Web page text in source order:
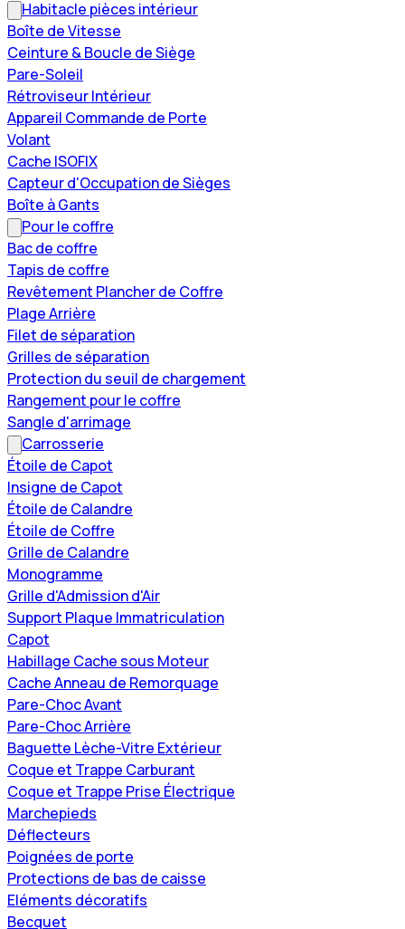
Habitacle pièces intérieur
Boîte de Vitesse
Ceinture & Boucle de Siège
Pare-Soleil
Rétroviseur Intérieur
Appareil Commande de Porte
Volant
Cache ISOFIX
Capteur d'Occupation de Sièges
Boîte à Gants
Pour le coffre
Bac de coffre
Tapis de coffre
Revêtement Plancher de Coffre
Plage Arrière
Filet de séparation
Grilles de séparation
Protection du seuil de chargement
Rangement pour le coffre
Sangle d'arrimage
Carrosserie
Étoile de Capot
Insigne de Capot
Étoile de Calandre
Étoile de Coffre
Grille de Calandre
Monogramme
Grille d'Admission d'Air
Support Plaque Immatriculation
Capot
Habillage Cache sous Moteur
Cache Anneau de Remorquage
Pare-Choc Avant
Pare-Choc Arrière
Baguette Lèche-Vitre Extérieur
Coque et Trappe Carburant
Coque et Trappe Prise Électrique
Marchepieds
Déflecteurs
Poignées de porte
Protections de bas de caisse
Eléments décoratifs
Becquet